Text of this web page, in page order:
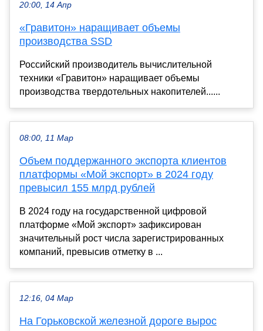
20:00, 14 Апр
«Гравитон» наращивает объемы
производства SSD
Российский производитель вычислительной
техники «Гравитон» наращивает объемы
производства твердотельных накопителей......
08:00, 11 Мар
Объем поддержанного экспорта клиентов
платформы «Мой экспорт» в 2024 году
превысил 155 млрд рублей
В 2024 году на государственной цифровой
платформе «Мой экспорт» зафиксирован
значительный рост числа зарегистрированных
компаний, превысив отметку в ...
12:16, 04 Мар
На Горьковской железной дороге вырос